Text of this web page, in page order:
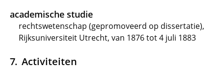
academische studie
rechtswetenschap (gepromoveerd op dissertatie),
Rijksuniversiteit Utrecht, van 1876 tot 4 juli 1883
Activiteiten